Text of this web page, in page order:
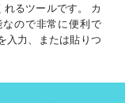
るツールです。 カ
ので非常に便利で
入力、または貼りつ